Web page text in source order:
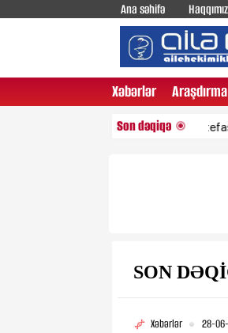
Ana səhifə
Xəbərlər Araşdırma
Son dəqiqə
Pezeşkianın istefası ilə
SON
Xəbərlər 28-